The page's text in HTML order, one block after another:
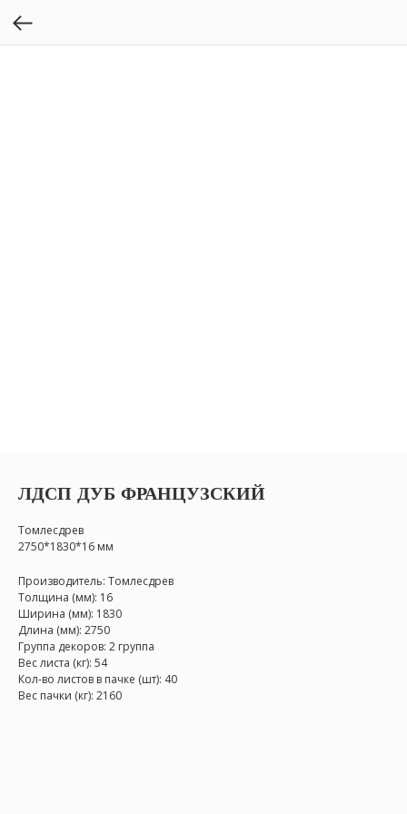
ЛДСП ДУБ ФРАНЦУЗСКИЙ
Томлесдрев
2750*1830*16 мм
Производитель: Томлесдрев
Толщина (мм): 16
Ширина (мм): 1830
Длина (мм): 2750
Группа декоров: 2 группа
Вес листа (кг): 54
Кол-во листов в пачке (шт): 40
Вес пачки (кг): 2160